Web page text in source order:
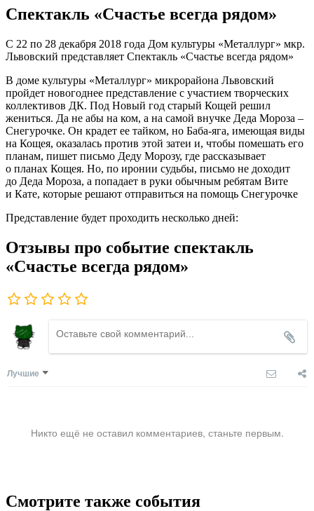
Спектакль «Счастье всегда рядом»
С 22 по 28 декабря 2018 года Дом культуры «Металлург» мкр.
Львовский представляет Спектакль «Счастье всегда рядом»
В доме культуры «Металлург» микрорайона Львовский
пройдет новогоднее представление с участием творческих
коллективов ДК. Под Новый год старый Кощей решил
жениться. Да не абы на ком, а на самой внучке Деда Мороза –
Снегурочке. Он крадет ее тайком, но Баба-яга, имеющая виды
на Кощея, оказалась против этой затеи и, чтобы помешать его
планам, пишет письмо Деду Морозу, где рассказывает
о планах Кощея. Но, по иронии судьбы, письмо не доходит
до Деда Мороза, а попадает в руки обычным ребятам Вите
и Кате, которые решают отправиться на помощь Снегурочке
Представление будет проходить несколько дней:
Отзывы про событие спектакль
«Счастье всегда рядом»
Лучшие
Никто ещё не оставил комментариев, станьте первым.
Смотрите также события